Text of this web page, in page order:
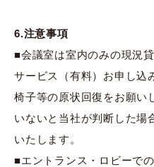
6.注意事項
■会議室は室内のみの現況
サービス（有料）お申し込
椅子等の原状回復をお願い
いないと当社が判断した場
いたします。
■エントランス・ロビーで